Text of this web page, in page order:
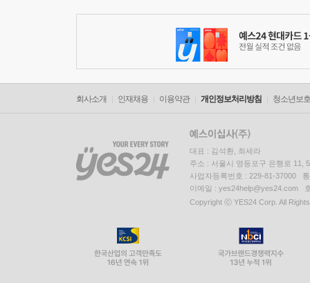
회사소개 인재채용 이용약관 개인정보처리방침 청소년보
대표 : 김석환, 최세라
주소 : 서울시 영등포구 은행로 11,
사업자등록번호 : 229-81-37000
이메일 : yes24help@yes24.com
Copyright ⓒ YES24 Corp. All